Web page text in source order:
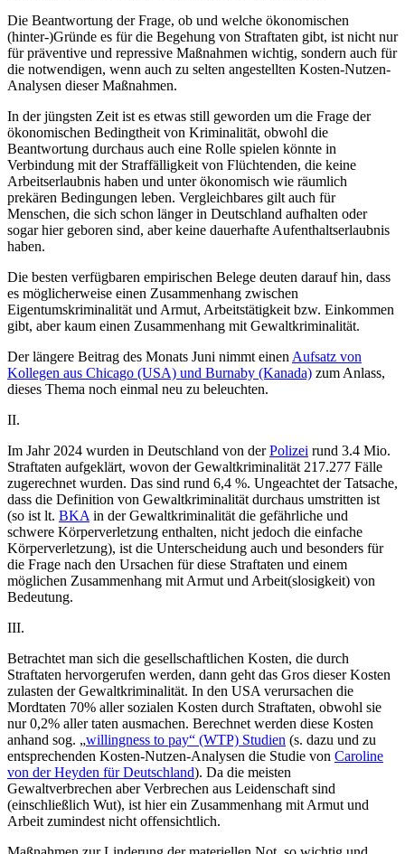
Die Beantwortung der Frage, ob und welche ökonomischen
(hinter-)Gründe es für die Begehung von Straftaten gibt, ist nicht nur
für präventive und repressive Maßnahmen wichtig, sondern auch für
die notwendigen, wenn auch zu selten angestellten Kosten-Nutzen-
Analysen dieser Maßnahmen.
In der jüngsten Zeit ist es etwas still geworden um die Frage der
ökonomischen Bedingtheit von Kriminalität, obwohl die
Beantwortung durchaus auch eine Rolle spielen könnte in
Verbindung mit der Straffälligkeit von Flüchtenden, die keine
Arbeitserlaubnis haben und unter ökonomisch wie räumlich
prekären Bedingungen leben. Vergleichbares gilt auch für
Menschen, die sich schon länger in Deutschland aufhalten oder
sogar hier geboren sind, aber keine dauerhafte Aufenthaltserlaubnis
haben.
Die besten verfügbaren empirischen Belege deuten darauf hin, dass
es möglicherweise einen Zusammenhang zwischen
Eigentumskriminalität und Armut, Arbeitstätigkeit bzw. Einkommen
gibt, aber kaum einen Zusammenhang mit Gewaltkriminalität.
Der längere Beitrag des Monats Juni nimmt einen Aufsatz von
Kollegen aus Chicago (USA) und Burnaby (Kanada) zum Anlass,
dieses Thema noch einmal neu zu beleuchten.
II.
Im Jahr 2024 wurden in Deutschland von derPolizei rund 3.4 Mio.
Straftaten aufgeklärt, wovon der Gewaltkriminalität 217.277 Fälle
zugerechnet wurden. Das sind rund 6,4 %. Ungeachtet der Tatsache,
dass die Definition von Gewaltkriminalität durchaus umstritten ist
(so ist lt. BKA in der Gewaltkriminalität die gefährliche und
schwere Körperverletzung enthalten, nicht jedoch die einfache
Körperverletzung), ist die Unterscheidung auch und besonders für
die Frage nach den Ursachen für diese Straftaten und einem
möglichen Zusammenhang mit Armut und Arbeit(slosigkeit) von
Bedeutung.
III.
Betrachtet man sich die gesellschaftlichen Kosten, die durch
Straftaten hervorgerufen werden, dann geht das Gros dieser Kosten
zulasten der Gewaltkriminalität. In den USA verursachen die
Mordtaten 70% aller sozialen Kosten durch Straftaten, obwohl sie
nur 0,2% aller taten ausmachen. Berechnet werden diese Kosten
anhand sog. „willingness to pay“ (WTP) Studien (s. dazu und zu
entsprechenden Kosten-Nutzen-Analysen die Studie von Caroline
von der Heyden für Deutschland). Da die meisten
Gewaltverbrechen aber Verbrechen aus Leidenschaft sind
(einschließlich Wut), ist hier ein Zusammenhang mit Armut und
Arbeit zumindest nicht offensichtlich.